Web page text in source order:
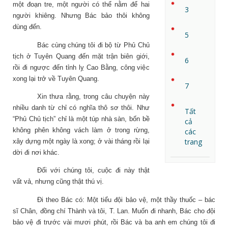
3
5
6
7
Tất
cả
các
trang
một đoạn tre, một người có thể nằm để hai
người khiêng. Nhưng Bác bảo thôi không
dùng đến.
Bác cùng chúng tôi đi bộ từ Phủ Chủ
tịch ở Tuyên Quang đến mặt trận biên giới,
rồi đi ngược đến tỉnh lỵ Cao Bằng, công việc
xong lại trở về Tuyên Quang.
Xin thưa rằng, trong câu chuyện này
nhiều danh từ chỉ có nghĩa thô sơ thôi. Như
“Phủ Chủ tịch” chỉ là một túp nhà sàn, bốn bề
không phên không vách làm ở trong rừng,
xây dựng một ngày là xong; ở vài tháng rồi lại
dời đi nơi khác.
Đối với chúng tôi, cuộc đi này thật
vất vả, nhưng cũng thật thú vị.
Đi theo Bác có: Một tiểu đội bảo vệ, một thầy thuốc – bác
sĩ Chân, đồng chí Thành và tôi, T. Lan. Muốn đi nhanh, Bác cho đội
bảo vệ đi trước vài mươi phút, rồi Bác và ba anh em chúng tôi đi